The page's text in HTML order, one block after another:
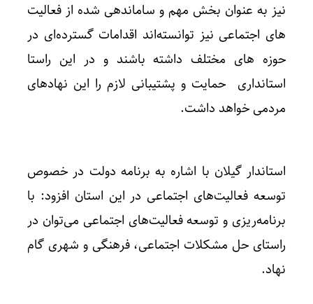
نیز به عنوان بخش مهم و ساماندهی شده از فعالیت
های اجتماعی نیز توانسته‌اند اقدامات گسترده‌ای در
حوزه های مختلف داشته باشند و در این راستا
استانداری حمایت و پشتیبانی لازم را این نهادهای
مردمی خواهد داشت.
استاندار گیلان با اشاره به برنامه دولت در خصوص
توسعه فعالیت‌های اجتماعی در این استان افزود: با
برنامه‌ریزی و توسعه فعالیت‌های اجتماعی می‌توان در
راستای حل مشکلات اجتماعی، فرهنگی و شهری گام
نهاد.